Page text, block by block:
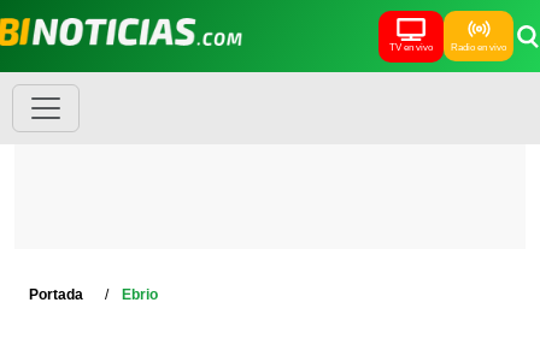
TV en vivo Radio en vivo
Portada Ebrio